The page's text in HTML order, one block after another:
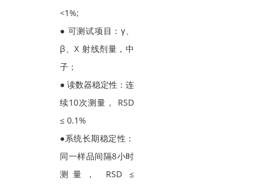
<1%;
● 可测试项目：γ、
β、X 射线剂量，中
子；
● 读数器稳定性：连
续10次测量， RSD
≤ 0.1%
●系统长期稳定性：
同一样品间隔8小时
测量， RSD ≤